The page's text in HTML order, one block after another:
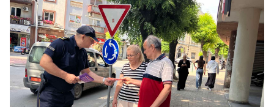
Дисциплински и судски постапки
Правни работи
Меѓународна соработка